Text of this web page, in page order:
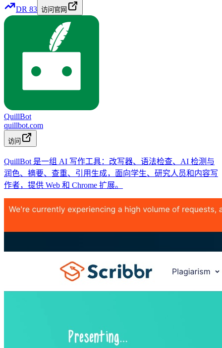
DR 83 访问官网
QuillBot
quillbot.com
访问
QuillBot 是一组 AI 写作工具：改写器、语法检查、AI 检测与
润色、摘要、查重、引用生成，面向学生、研究人员和内容写
作者，提供 Web 和 Chrome 扩展。